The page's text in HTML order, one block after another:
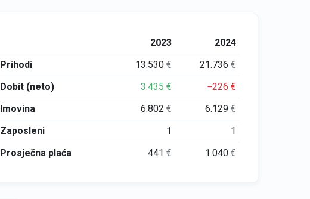
2023
2024
Prihodi
13.530€ 21.736€
Dobit (neto)
3.435€ −226€
Imovina
6.802€ 6.129€
Zaposleni
1
1
Prosječna plaća
441€ 1.040€